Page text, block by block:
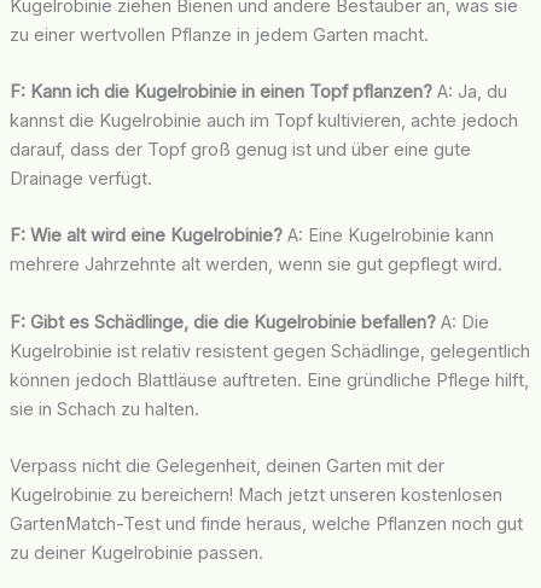
Kugelrobinie ziehen Bienen und andere Bestäuber an, was sie
zu einer wertvollen Pflanze in jedem Garten macht.
F: Kann ich die Kugelrobinie in einen Topf pflanzen?A: Ja, du
kannst die Kugelrobinie auch im Topf kultivieren, achte jedoch
darauf, dass der Topf groß genug ist und über eine gute
Drainage verfügt.
F: Wie alt wird eine Kugelrobinie?A: Eine Kugelrobinie kann
mehrere Jahrzehnte alt werden, wenn sie gut gepflegt wird.
F: Gibt es Schädlinge, die die Kugelrobinie befallen?A: Die
Kugelrobinie ist relativ resistent gegen Schädlinge, gelegentlich
können jedoch Blattläuse auftreten. Eine gründliche Pflege hilft,
sie in Schach zu halten.
Verpass nicht die Gelegenheit, deinen Garten mit der
Kugelrobinie zu bereichern! Mach jetzt unseren kostenlosen
GartenMatch-Test und finde heraus, welche Pflanzen noch gut
zu deiner Kugelrobinie passen.